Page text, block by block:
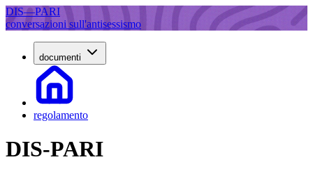
DIS—PARI
conversazioni sull'antisessismo
documenti
regolamento
DIS-PARI